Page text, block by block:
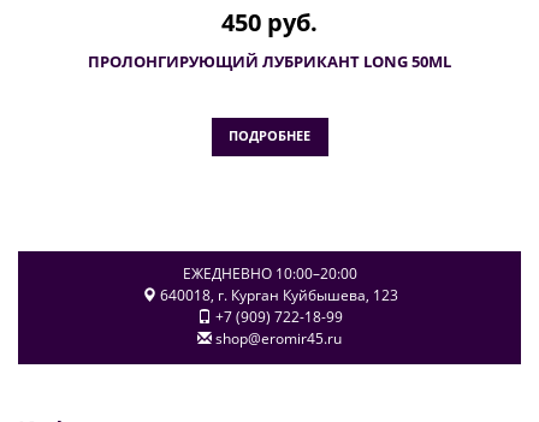
450 руб.
ПРОЛОНГИРУЮЩИЙ ЛУБРИКАНТ LONG 50ML
ПОДРОБНЕЕ
ЕЖЕДНЕВНО 10:00–20:00
640018, г. Курган Куйбышева, 123
+7 (909) 722-18-99
shop@eromir45.ru